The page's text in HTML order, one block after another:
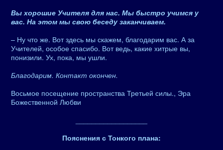
Вы хорошие Учителя для нас. Мы быстро учимся у
вас. На этом мы свою беседу заканчиваем.
– Ну что же. Вот здесь мы скажем, благодарим вас. А за
Учителей, особое спасибо. Вот ведь, какие хитрые вы,
понизили. Ух, пока, мы ушли.
Благодарим. Контакт окончен.
Восьмое посещение пространства Третьей силы., Эра
Божественной Любви
Пояснения с Тонкого плана: